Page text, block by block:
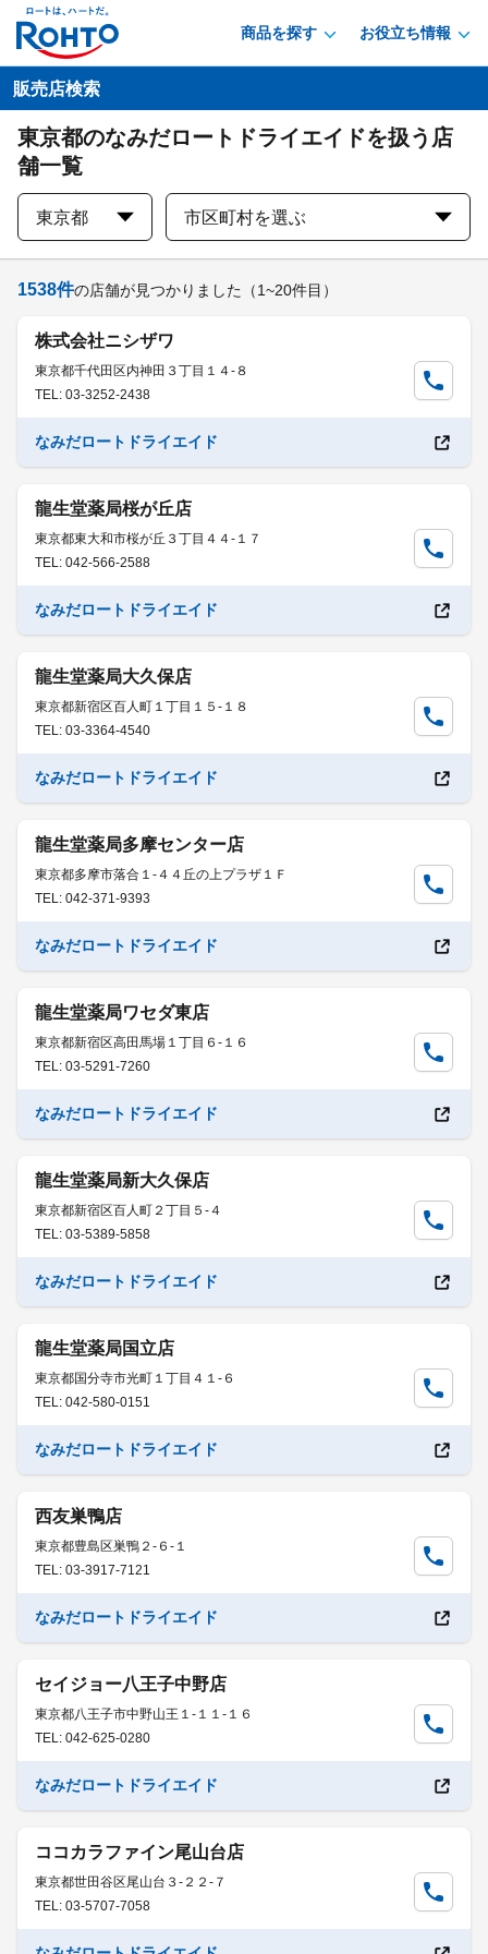
商品を探す お役立ち情報
販売店検索
東京都のなみだロートドライエイドを扱う店
舗一覧
東京都 市区町村を選ぶ
1538件の店舗が見つかりました （1~20件目）
株式会社ニシザワ
東京都千代田区内神田３丁目１４-８
TEL: 03-3252-2438
なみだロートドライエイド
龍生堂薬局桜が丘店
東京都東大和市桜が丘３丁目４４-１７
TEL: 042-566-2588
なみだロートドライエイド
龍生堂薬局大久保店
東京都新宿区百人町１丁目１５-１８
TEL: 03-3364-4540
なみだロートドライエイド
龍生堂薬局多摩センター店
東京都多摩市落合１-４４丘の上プラザ１Ｆ
TEL: 042-371-9393
なみだロートドライエイド
龍生堂薬局ワセダ東店
東京都新宿区高田馬場１丁目６-１６
TEL: 03-5291-7260
なみだロートドライエイド
龍生堂薬局新大久保店
東京都新宿区百人町２丁目５-４
TEL: 03-5389-5858
なみだロートドライエイド
龍生堂薬局国立店
東京都国分寺市光町１丁目４１-６
TEL: 042-580-0151
なみだロートドライエイド
西友巣鴨店
東京都豊島区巣鴨２-６-１
TEL: 03-3917-7121
なみだロートドライエイド
セイジョー八王子中野店
東京都八王子市中野山王１-１１-１６
TEL: 042-625-0280
なみだロートドライエイド
ココカラファイン尾山台店
東京都世田谷区尾山台３-２２-７
TEL: 03-5707-7058